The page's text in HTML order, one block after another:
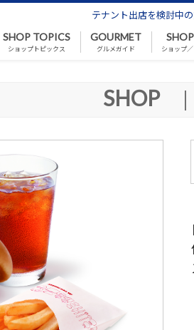
テナント出店を検討中
SHOP TOPICS
ショップトピックス
GOURMET
グルメガイド ショップ
SHOP |